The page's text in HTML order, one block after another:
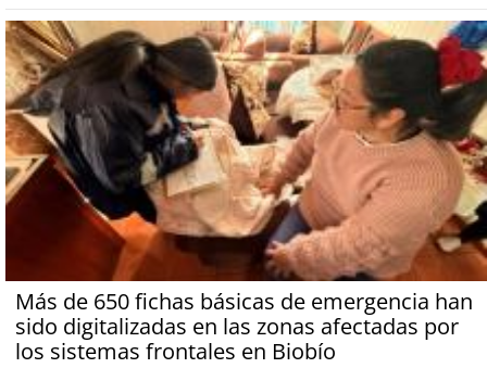
Más de 650 fichas básicas de emergencia han
sido digitalizadas en las zonas afectadas por
los sistemas frontales en Biobío